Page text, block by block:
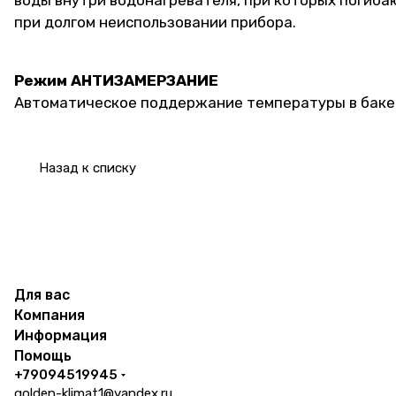
при долгом неиспользовании прибора.
Режим АНТИЗАМЕРЗАНИЕ
Автоматическое поддержание температуры в
Назад к списку
Для вас
Компания
Информация
Помощь
+79094519945